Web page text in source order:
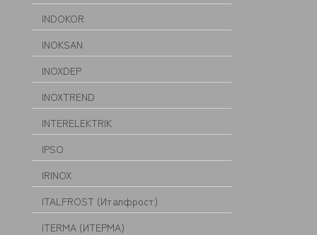
INDOKOR
INOKSAN
INOXDEP
INOXTREND
INTERELEKTRIK
IPSO
IRINOX
ITALFROST (Италфрост)
ITERMA (ИТЕРМА)